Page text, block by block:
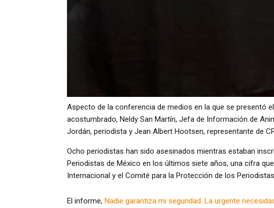
Aspecto de la conferencia de medios en la que se presentó
acostumbrado, Neldy San Martín, Jefa de Información de
Jordán, periodista y Jean Albert Hootsen, representante de
Ocho periodistas han sido asesinados mientras estaban
Periodistas de México en los últimos siete años, una cifra
Internacional y el Comité para la Protección de los
El informe, Nadie garantiza mi seguridad: La urgente